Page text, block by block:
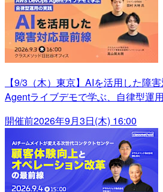
【9/3（木）東京】AIを活用した障
Agentライブデモで学ぶ、自律型運
開催前2026年9月3日(木) 16:00